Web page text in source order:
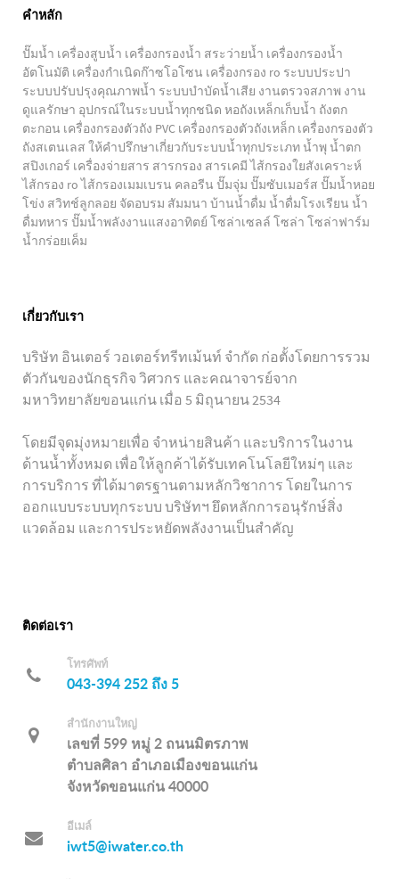
คำหลัก
ปั๊มน้ำ เครื่องสูบน้ำ เครื่องกรองน้ำ สระว่ายน้ำ เครื่องกรองน้ำ
อัตโนมัติ เครื่องกำเนิดก๊าซโอโซน เครื่องกรอง ro ระบบประปา
ระบบปรับปรุงคุณภาพน้ำ ระบบบำบัดน้ำเสีย งานตรวจสภาพ งาน
ดูแลรักษา อุปกรณ์ในระบบน้ำทุกชนิด หอถังเหล็กเก็บน้ำ ถังตก
ตะกอน เครื่องกรองตัวถัง PVC เครื่องกรองตัวถังเหล็ก เครื่องกรองตัว
ถังสเตนเลส ให้คำปรึกษาเกี่ยวกับระบบน้ำทุกประเภท น้ำพุ น้ำตก
สปิงเกอร์ เครื่องจ่ายสาร สารกรอง สารเคมี ไส้กรองใยสังเคราะห์
ไส้กรอง ro ไส้กรองเมมเบรน คลอรีน ปั๊มจุ่ม ปั๊มซับเมอร์ส ปั๊มน้ำหอย
โข่ง สวิทช์ลูกลอย จัดอบรม สัมมนา บ้านน้ำดื่ม น้ำดื่มโรงเรียน น้ำ
ดื่มทหาร ปั๊มน้ำพลังงานแสงอาทิตย์ โซล่าเซลล์ โซล่า โซล่าฟาร์ม
น้ำกร่อยเค็ม
เกี่ยวกับเรา
บริษัท อินเตอร์ วอเตอร์ทรีทเม้นท์ จำกัด ก่อตั้งโดยการรวม
ตัวกันของนักธุรกิจ วิศวกร และคณาจารย์จาก
มหาวิทยาลัยขอนแก่น เมื่อ 5 มิถุนายน 2534
โดยมีจุดมุ่งหมายเพื่อ จำหน่ายสินค้า และบริการในงาน
ด้านน้ำทั้งหมด เพื่อให้ลูกค้าได้รับเทคโนโลยีใหม่ๆ และ
การบริการ ที่ได้มาตรฐานตามหลักวิชาการ โดยในการ
ออกแบบระบบทุกระบบ บริษัทฯ ยึดหลักการอนุรักษ์สิ่ง
แวดล้อม และการประหยัดพลังงานเป็นสำคัญ
ติดต่อเรา
โทรศัพท์
043-394 252 ถึง 5
สำนักงานใหญ่
เลขที่ 599 หมู่ 2 ถนนมิตรภาพ
ตำบลศิลา อำเภอเมืองขอนแก่น
จังหวัดขอนแก่น 40000
อีเมล์
iwt5@iwater.co.th